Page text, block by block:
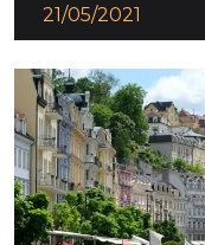
21/05/2021